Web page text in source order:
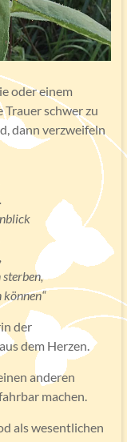
oder einem
schwer zu
dann verzweifeln
der
dem Herzen.
anderen
machen.
als wesentlichen